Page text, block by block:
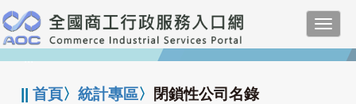
跳
到
主
要
:::
||首頁〉統計專區〉 閉鎖性公司名錄